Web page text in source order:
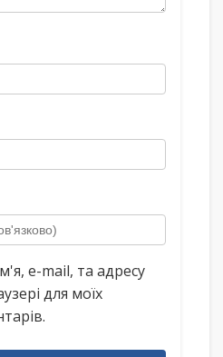
e-mail, та адресу
для моїх